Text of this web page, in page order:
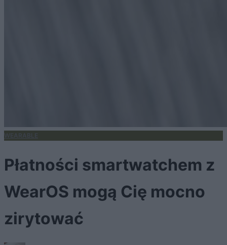
WEARABLE
Płatności smartwatchem z
WearOS mogą Cię mocno
zirytować